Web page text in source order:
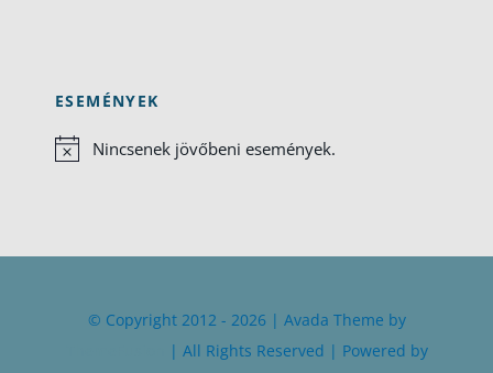
ESEMÉNYEK
Notice
Nincsenek jövőbeni események.
© Copyright 2012 - 2026 | Avada Theme by
| All Rights Reserved | Powered by